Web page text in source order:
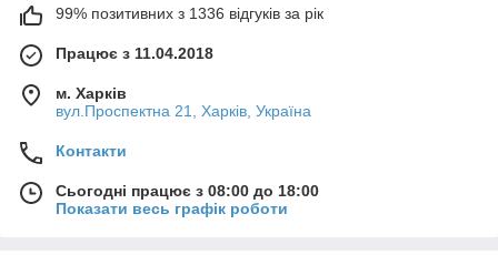
99% позитивних з 1336 відгуків за рік
Працює з 11.04.2018
м. Харків
вул.Проспектна 21, Харків, Україна
Контакти
Сьогодні працює з 08:00 до 18:00
Показати весь графік роботи